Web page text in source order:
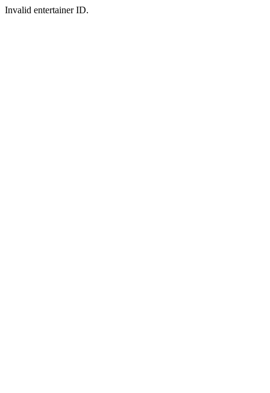
Invalid entertainer ID.